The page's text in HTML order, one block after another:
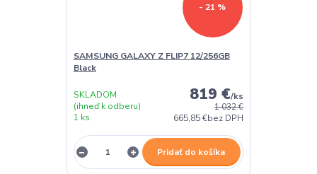
- 21 %
SAMSUNG GALAXY Z FLIP7 12/256GB
Black
1 032 €
819 €/ks
665,85 €bez DPH
SKLADOM
(ihneď k odberu)
1 ks
Pridať do košíka